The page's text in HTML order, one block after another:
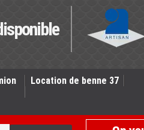
Location de benne 37